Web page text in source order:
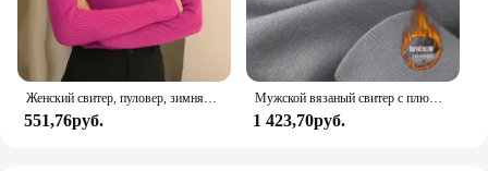
551,76руб.
Мужской вязаный свитер с плюшевой подкладкой, теплый Однотонный пуловер с высоким воротником и бархатной подкладкой, Повседневный свитер на толстой подошве с круглым вырезом для осени и зимы
1 423,70руб.